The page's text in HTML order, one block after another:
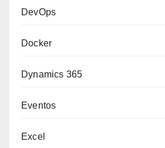
DevOps
Docker
Dynamics 365
Eventos
Excel